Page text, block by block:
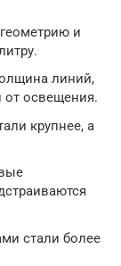
и
линий,
от освещения.
крупнее, а
стали более